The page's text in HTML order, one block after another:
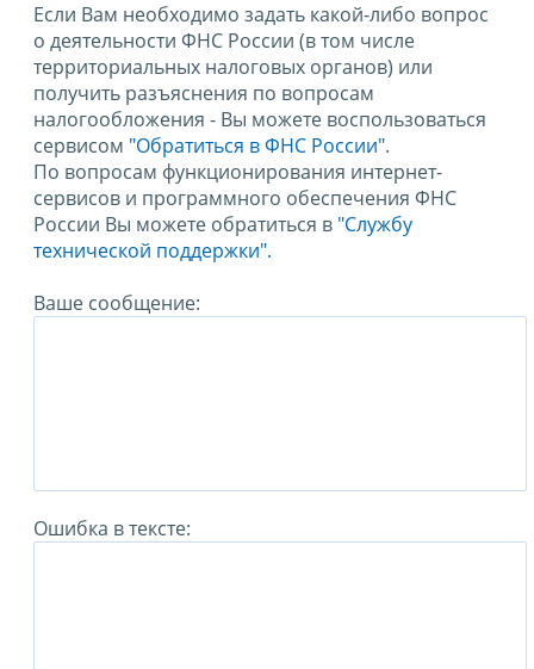
Если Вам необходимо задать какой-либо вопрос
о деятельности ФНС России (в том числе
территориальных налоговых органов) или
получить разъяснения по вопросам
налогообложения - Вы можете воспользоваться
сервисом "Обратиться в ФНС России".
По вопросам функционирования интернет-
сервисов и программного обеспечения ФНС
России Вы можете обратиться в "Службу
технической поддержки".
Ваше сообщение:
Ошибка в тексте: